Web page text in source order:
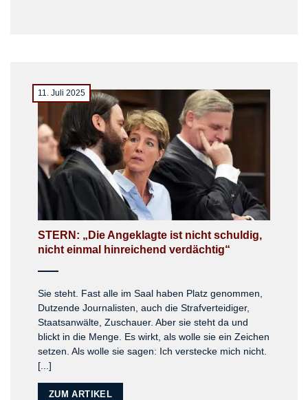
STERN: „Die Angeklagte ist nicht schuldig,
nicht einmal hinreichend verdächtig“
11. Juli 2025
Sie steht. Fast alle im Saal haben Platz genommen,
Dutzende Journalisten, auch die Strafverteidiger,
Staatsanwälte, Zuschauer. Aber sie steht da und
blickt in die Menge. Es wirkt, als wolle sie ein Zeichen
setzen. Als wolle sie sagen: Ich verstecke mich nicht.
[...]
ZUM ARTIKEL